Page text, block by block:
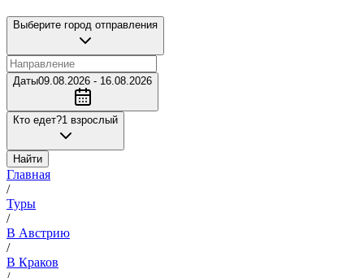
Выберите город отправления
Даты09.08.2026 - 16.08.2026
Кто едет?1 взрослый
Найти
Главная
/
Туры
/
В Австрию
/
В Краков